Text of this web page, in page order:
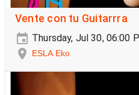
Vente con tu Guitarrra
Thursday, Jul 30, 06:00
ESLA Eko